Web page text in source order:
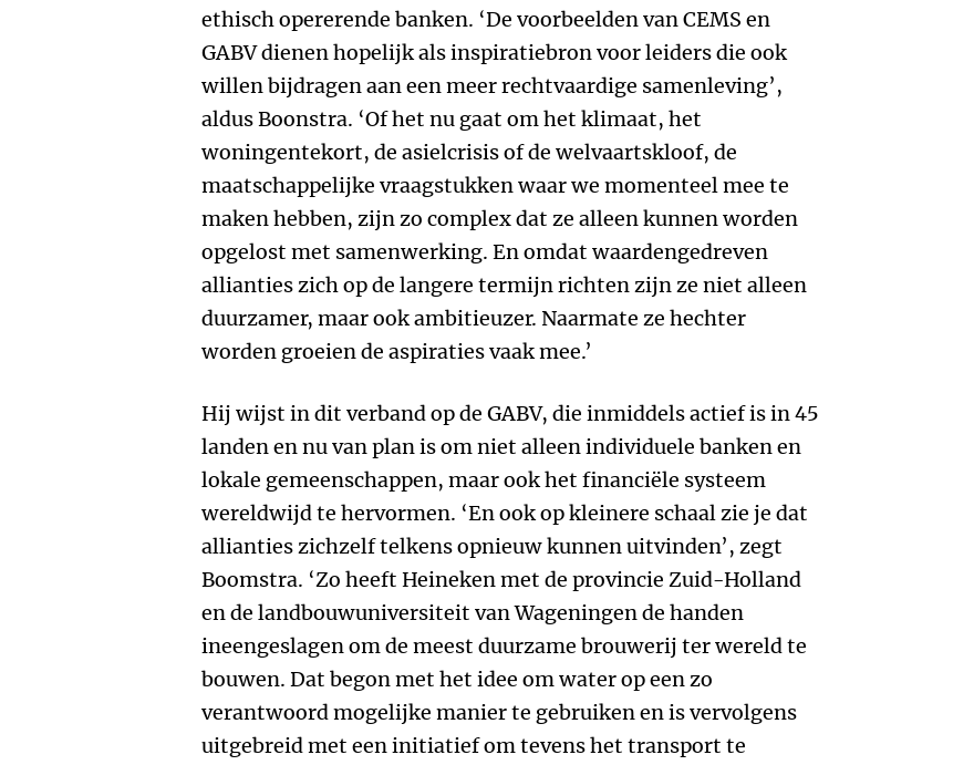
ethisch opererende banken. ‘De voorbeelden van CEMS en
GABV dienen hopelijk als inspiratiebron voor leiders die ook
willen bijdragen aan een meer rechtvaardige samenleving’,
aldus Boonstra. ‘Of het nu gaat om het klimaat, het
woningentekort, de asielcrisis of de welvaartskloof, de
maatschappelijke vraagstukken waar we momenteel mee te
maken hebben, zijn zo complex dat ze alleen kunnen worden
opgelost met samenwerking. En omdat waardengedreven
allianties zich op de langere termijn richten zijn ze niet alleen
duurzamer, maar ook ambitieuzer. Naarmate ze hechter
worden groeien de aspiraties vaak mee.’
Hij wijst in dit verband op de GABV, die inmiddels actief is in 45
landen en nu van plan is om niet alleen individuele banken en
lokale gemeenschappen, maar ook het financiële systeem
wereldwijd te hervormen. ‘En ook op kleinere schaal zie je dat
allianties zichzelf telkens opnieuw kunnen uitvinden’, zegt
Boomstra. ‘Zo heeft Heineken met de provincie Zuid-Holland
en de landbouwuniversiteit van Wageningen de handen
ineengeslagen om de meest duurzame brouwerij ter wereld te
bouwen. Dat begon met het idee om water op een zo
verantwoord mogelijke manier te gebruiken en is vervolgens
uitgebreid met een initiatief om tevens het transport te